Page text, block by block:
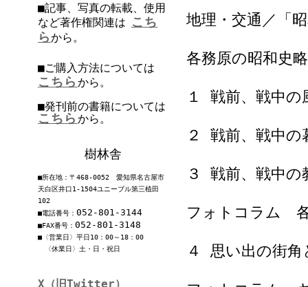
■記事、写真の転載、使用
など著作権関連は こち
らから。
■ご購入方法については
こちら から。
■発刊前の書籍については
こちら から。
樹林舎
■所在地：〒468-0052 愛知県名古屋市
天白区井口1-1504ユニーブル第三植田
102
■電話番号： 052-801-3144
■FAX番号： 052-801-3148
■〈営業日〉平日10：00～18：00
〈休業日〉土・日・祝日
X（旧Twitter）
地理・交通／「
各務原の昭和史
１ 戦前、戦中の
２ 戦前、戦中の
３ 戦前、戦中の
フォトコラム
４ 思い出の街角